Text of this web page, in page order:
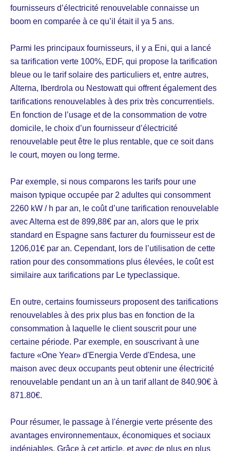
fournisseurs d’électricité renouvelable connaisse un
boom en comparée à ce qu’il était il ya 5 ans.
Parmi les principaux fournisseurs, il y a Eni, qui a lancé
sa tarification verte 100%, EDF, qui propose la tarification
bleue ou le tarif solaire des particuliers et, entre autres,
Alterna, Iberdrola ou Nestowatt qui offrent également des
tarifications renouvelables à des prix très concurrentiels.
En fonction de l’usage et de la consommation de votre
domicile, le choix d’un fournisseur d’électricité
renouvelable peut être le plus rentable, que ce soit dans
le court, moyen ou long terme.
Par exemple, si nous comparons les tarifs pour une
maison typique occupée par 2 adultes qui consomment
2260 kW / h par an, le coût d’une tarification renouvelable
avec Alterna est de 899,88€ par an, alors que le prix
standard en Espagne sans facturer du fournisseur est de
1206,01€ par an. Cependant, lors de l’utilisation de cette
ration pour des consommations plus élevées, le coût est
similaire aux tarifications par Le typeclassique.
En outre, certains fournisseurs proposent des tarifications
renouvelables à des prix plus bas en fonction de la
consommation à laquelle le client souscrit pour une
certaine période. Par exemple, en souscrivant à une
facture «One Year» d'Energia Verde d'Endesa, une
maison avec deux occupants peut obtenir une électricité
renouvelable pendant un an à un tarif allant de 840.90€ à
871.80€.
Pour résumer, le passage à l'énergie verte présente des
avantages environnementaux, économiques et sociaux
indéniables. Grâce à cet article, et avec de plus en plus